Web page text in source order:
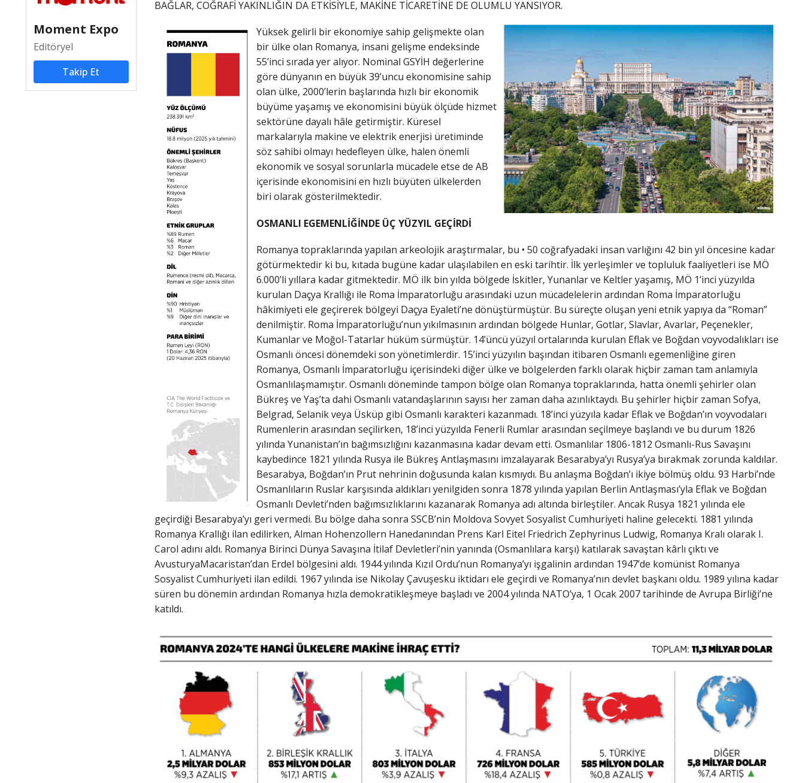
Moment Expo
Editöryel
Takip Et
BAĞLAR, COĞRAFİ YAKINLIĞIN DA ETKİSİYLE, MAKİNE TİCARETİNE DE OLUMLU YANSIYOR.
Yüksek gelirli bir ekonomiye sahip gelişmekte olan
bir ülke olan Romanya, insani gelişme endeksinde
55’inci sırada yer alıyor. Nominal GSYİH değerlerine
göre dünyanın en büyük 39’uncu ekonomisine sahip
olan ülke, 2000’lerin başlarında hızlı bir ekonomik
büyüme yaşamış ve ekonomisini büyük ölçüde hizmet
sektörüne dayalı hâle getirmiştir. Küresel
markalarıyla makine ve elektrik enerjisi üretiminde
söz sahibi olmayı hedefleyen ülke, halen önemli
ekonomik ve sosyal sorunlarla mücadele etse de AB
içerisinde ekonomisini en hızlı büyüten ülkelerden
biri olarak gösterilmektedir.
OSMANLI EGEMENLİĞİNDE ÜÇ YÜZYIL GEÇİRDİ
Romanya topraklarında yapılan arkeolojik araştırmalar, bu • 50 coğrafyadaki insan varlığını 42 bin yıl öncesine kadar
götürmektedir ki bu, kıtada bugüne kadar ulaşılabilen en eski tarihtir. İlk yerleşimler ve topluluk faaliyetleri ise MÖ
6.000’li yıllara kadar gitmektedir. MÖ ilk bin yılda bölgede İskitler, Yunanlar ve Keltler yaşamış, MÖ 1’inci yüzyılda
kurulan Daçya Krallığı ile Roma İmparatorluğu arasındaki uzun mücadelelerin ardından Roma İmparatorluğu
hâkimiyeti ele geçirerek bölgeyi Daçya Eyaleti’ne dönüştürmüştür. Bu süreçte oluşan yeni etnik yapıya da “Roman”
denilmiştir. Roma İmparatorluğu’nun yıkılmasının ardından bölgede Hunlar, Gotlar, Slavlar, Avarlar, Peçenekler,
Kumanlar ve Moğol-Tatarlar hüküm sürmüştür. 14’üncü yüzyıl ortalarında kurulan Eflak ve Boğdan voyvodalıkları ise
Osmanlı öncesi dönemdeki son yönetimlerdir. 15’inci yüzyılın başından itibaren Osmanlı egemenliğine giren
Romanya, Osmanlı İmparatorluğu içerisindeki diğer ülke ve bölgelerden farklı olarak hiçbir zaman tam anlamıyla
Osmanlılaşmamıştır. Osmanlı döneminde tampon bölge olan Romanya topraklarında, hatta önemli şehirler olan
Bükreş ve Yaş’ta dahi Osmanlı vatandaşlarının sayısı her zaman daha azınlıktaydı. Bu şehirler hiçbir zaman Sofya,
Belgrad, Selanik veya Üsküp gibi Osmanlı karakteri kazanmadı. 18’inci yüzyıla kadar Eflak ve Boğdan’ın voyvodaları
Rumenlerin arasından seçilirken, 18’inci yüzyılda Fenerli Rumlar arasından seçilmeye başlandı ve bu durum 1826
yılında Yunanistan’ın bağımsızlığını kazanmasına kadar devam etti. Osmanlılar 1806-1812 Osmanlı-Rus Savaşını
kaybedince 1821 yılında Rusya ile Bükreş Antlaşmasını imzalayarak Besarabya’yı Rusya’ya bırakmak zorunda kaldılar.
Besarabya, Boğdan’ın Prut nehrinin doğusunda kalan kısmıydı. Bu anlaşma Boğdan’ı ikiye bölmüş oldu. 93 Harbi’nde
Osmanlıların Ruslar karşısında aldıkları yenilgiden sonra 1878 yılında yapılan Berlin Antlaşması’yla Eflak ve Boğdan
Osmanlı Devleti’nden bağımsızlıklarını kazanarak Romanya adı altında birleştiler. Ancak Rusya 1821 yılında ele
geçirdiği Besarabya’yı geri vermedi. Bu bölge daha sonra SSCB’nin Moldova Sovyet Sosyalist Cumhuriyeti haline gelecekti. 1881 yılında
Romanya Krallığı ilan edilirken, Alman Hohenzollern Hanedanından Prens Karl Eitel Friedrich Zephyrinus Ludwig, Romanya Kralı olarak I.
Carol adını aldı. Romanya Birinci Dünya Savaşına İtilaf Devletleri’nin yanında (Osmanlılara karşı) katılarak savaştan kârlı çıktı ve
AvusturyaMacaristan’dan Erdel bölgesini aldı. 1944 yılında Kızıl Ordu’nun Romanya’yı işgalinin ardından 1947’de komünist Romanya
Sosyalist Cumhuriyeti ilan edildi. 1967 yılında ise Nikolay Çavuşesku iktidarı ele geçirdi ve Romanya’nın devlet başkanı oldu. 1989 yılına kadar
süren bu dönemin ardından Romanya hızla demokratikleşmeye başladı ve 2004 yılında NATO’ya, 1 Ocak 2007 tarihinde de Avrupa Birliği’ne
katıldı.